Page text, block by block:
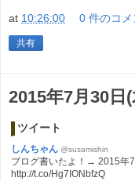
at 10:26:00 0 件のコメ
共有
2015年7月30日
ツイート
しんちゃん @susamishin
ブログ書いたよ！→ 2015年
http://t.co/Hg7IONbfzQ